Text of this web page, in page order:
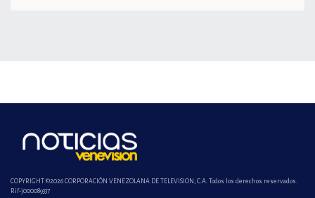
COPYRIGHT ©2026 CORPORACIÓN VENEZOLANA DE TELEVISION, C.A. Todos los derechos reservados.
Rif-j000089337